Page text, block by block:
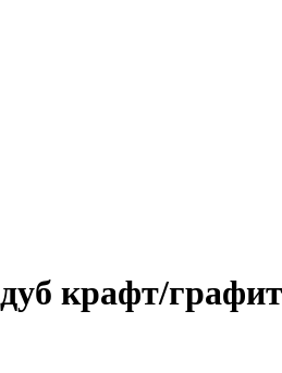
крафт/графит